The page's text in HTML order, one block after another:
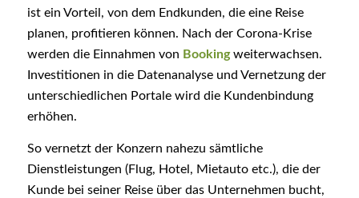
ist ein Vorteil, von dem Endkunden, die eine Reise
planen, profitieren können. Nach der Corona-Krise
werden die Einnahmen von Bookingweiterwachsen.
Investitionen in die Datenanalyse und Vernetzung der
unterschiedlichen Portale wird die Kundenbindung
erhöhen.
So vernetzt der Konzern nahezu sämtliche
Dienstleistungen (Flug, Hotel, Mietauto etc.), die der
Kunde bei seiner Reise über das Unternehmen bucht,